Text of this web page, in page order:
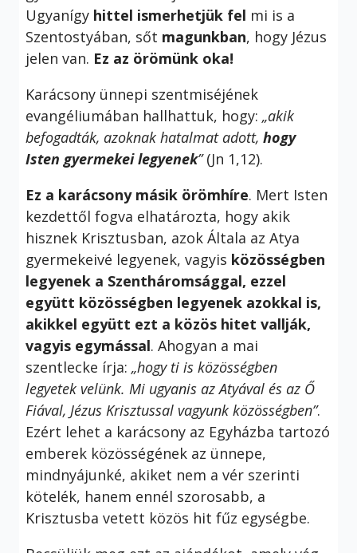
Ugyanígy hittel ismerhetjük fel mi is a
Szentostyában, sőt magunkban, hogy Jézus
jelen van. Ez az örömünk oka!
Karácsony ünnepi szentmiséjének
evangéliumában hallhattuk, hogy:„akik
befogadták, azoknak hatalmat adott,hogy
Isten gyermekei legyenek”(Jn 1,12).
Ez a karácsony másik örömhíre. Mert Isten
kezdettől fogva elhatározta, hogy akik
hisznek Krisztusban, azok Általa az Atya
gyermekeivé legyenek, vagyis közösségben
legyenek a Szentháromsággal, ezzel
együtt közösségben legyenek azokkal is,
akikkel együtt ezt a közös hitet vallják,
vagyis egymással. Ahogyan a mai
szentlecke írja:„hogy ti is közösségben
legyetek velünk. Mi ugyanis az Atyával és az Ő
Fiával, Jézus Krisztussal vagyunk közösségben”.
Ezért lehet a karácsony az Egyházba tartozó
emberek közösségének az ünnepe,
mindnyájunké, akiket nem a vér szerinti
kötelék, hanem ennél szorosabb, a
Krisztusba vetett közös hit fűz egységbe.